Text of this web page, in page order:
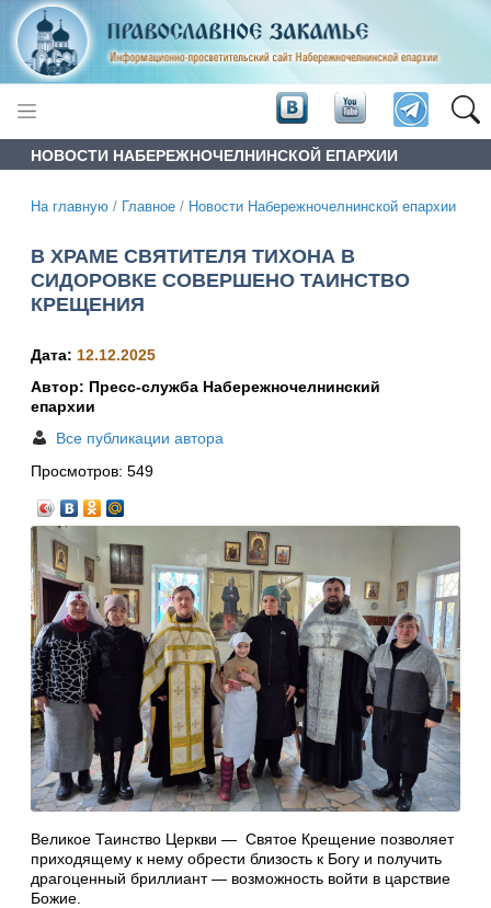
НОВОСТИ НАБЕРЕЖНОЧЕЛНИНСКОЙ ЕПАРХИИ
На главную / Главное / Новости Набережночелнинской епархии
В ХРАМЕ СВЯТИТЕЛЯ ТИХОНА В
СИДОРОВКЕ СОВЕРШЕНО ТАИНСТВО
КРЕЩЕНИЯ
Дата: 12.12.2025
Автор: Пресс-служба Набережночелнинский
епархии
Все публикации автора
Просмотров: 549
Великое Таинство Церкви — Святое Крещение позволяет
приходящему к нему обрести близость к Богу и получить
драгоценный бриллиант — возможность войти в царствие
Божие.